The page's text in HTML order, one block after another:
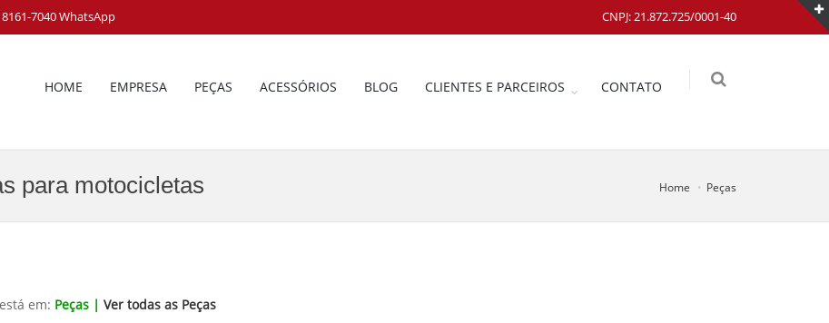
8161-7040 WhatsApp CNPJ: 21.872.725/0001-40
HOME EMPRESA PEÇAS ACESSÓRIOS BLOG CLIENTES E PARCEIROS CONTATO
para motocicletas Home Peças
em: Peças | Ver todas as Peças